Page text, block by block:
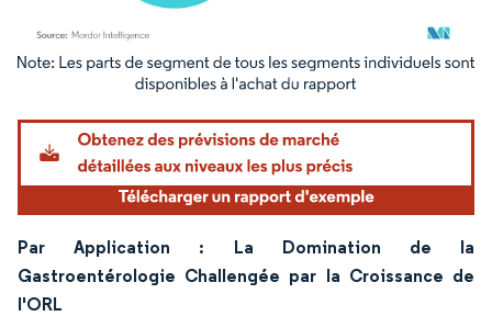
Image © Mordor Intelligence. La réutilisation nécessite une attribution sous CC BY
Par Application : La Domination de la
Gastroentérologie Challengée par la Croissance de
l'ORL